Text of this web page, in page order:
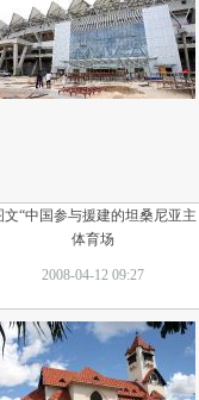
文“中国参与援建的坦桑尼亚主
体育场
2008-04-12 09:27